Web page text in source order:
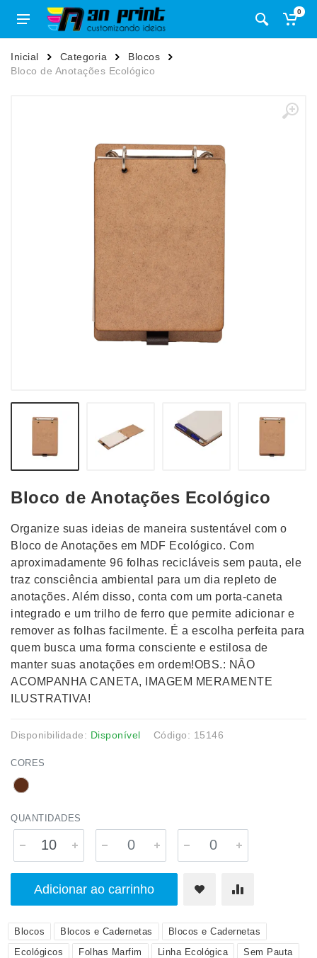
0
Inicial Categoria
Blocos
Bloco de Anotações Ecológico
Bloco de Anotações Ecológico
Organize suas ideias de maneira sustentável com o
Bloco de Anotações em MDF Ecológico. Com
aproximadamente 96 folhas recicláveis sem pauta, ele
traz consciência ambiental para um dia repleto de
anotações. Além disso, conta com um porta-caneta
integrado e um trilho de ferro que permite adicionar e
remover as folhas facilmente. É a escolha perfeita para
quem busca uma forma consciente e estilosa de
manter suas anotações em ordem!OBS.: NÂO
ACOMPANHA CANETA, IMAGEM MERAMENTE
ILUSTRATIVA!
Disponibilidade: Disponível Código: 15146
CORES
QUANTIDADES
Adicionar ao carrinho
Blocos Blocos e Cadernetas
Blocos e Cadernetas
Ecológicos
Folhas Marfim Linha Ecológica Sem Pauta